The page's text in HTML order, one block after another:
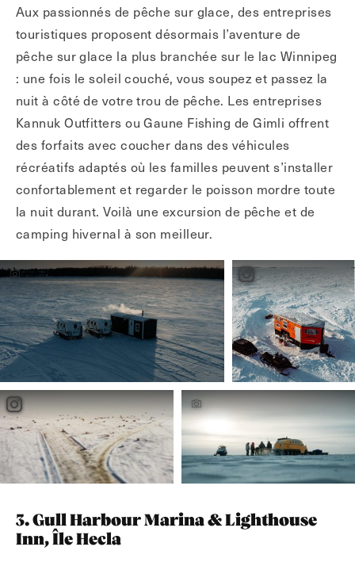
Aux passionnés de pêche sur glace, des entreprises
touristiques proposent désormais l’aventure de
pêche sur glace la plus branchée sur le lac Winnipeg
: une fois le soleil couché, vous soupez et passez la
nuit à côté de votre trou de pêche. Les entreprises
Kannuk Outfitters ou Gaune Fishing de Gimli offrent
des forfaits avec coucher dans des véhicules
récréatifs adaptés où les familles peuvent s’installer
confortablement et regarder le poisson mordre toute
la nuit durant. Voilà une excursion de pêche et de
camping hivernal à son meilleur.
3. Gull Harbour Marina & Lighthouse
Inn, Île Hecla